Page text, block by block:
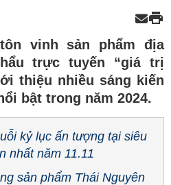
vinh sản phẩm địa
trực tuyến “giá trị
thiệu nhiều sáng kiến
bật trong năm 2024.
kỷ lục ấn tượng tại siêu
nhất năm 11.11
sản phẩm Thái Nguyên